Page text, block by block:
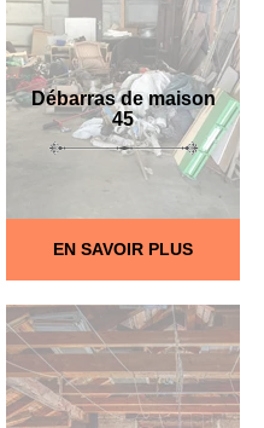
Débarras de maison
45
EN SAVOIR PLUS